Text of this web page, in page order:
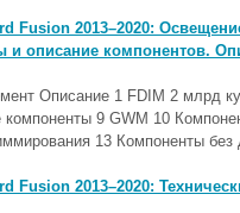
Fusion 2013–2020:
описание компонентов.
Описание 1 FDIM 2
9 GWM 10
13 Компоненты
2013–2020: